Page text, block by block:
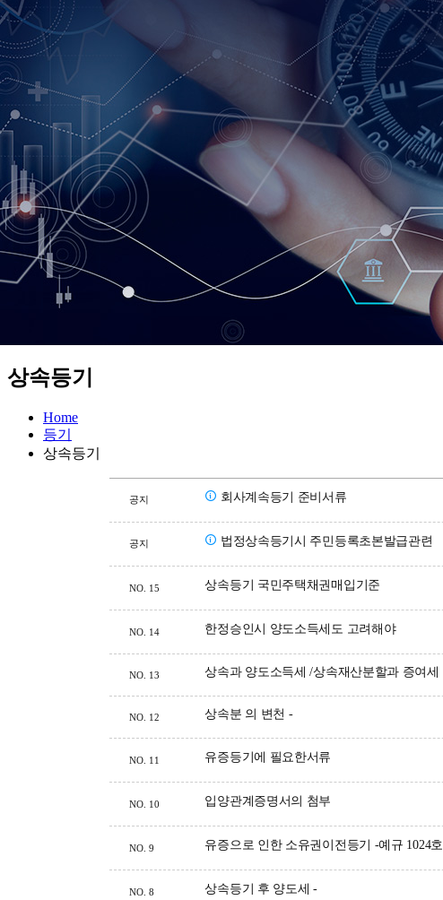
상속등기
Home
등기
상속등기
공지 회사계속등기 준비서류
공지 법정상속등기시 주민등록초본발급관련
NO. 15 상속등기 국민주택채권매입기준
NO. 14 한정승인시 양도소득세도 고려해야
NO. 13 상속과 양도소득세 /상속재산분할과 증여세
NO. 12 상속분 의 변천 -
NO. 11 유증등기에 필요한서류
NO. 10 입양관계증명서의 첨부
NO. 9 유증으로 인한 소유권이전등기 -예규 1024호
NO. 8 상속등기 후 양도세 -